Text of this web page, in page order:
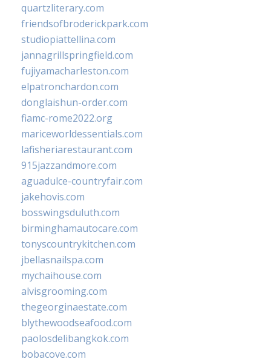
quartzliterary.com
friendsofbroderickpark.com
studiopiattellina.com
jannagrillspringfield.com
fujiyamacharleston.com
elpatronchardon.com
donglaishun-order.com
fiamc-rome2022.org
mariceworldessentials.com
lafisheriarestaurant.com
915jazzandmore.com
aguadulce-countryfair.com
jakehovis.com
bosswingsduluth.com
birminghamautocare.com
tonyscountrykitchen.com
jbellasnailspa.com
mychaihouse.com
alvisgrooming.com
thegeorginaestate.com
blythewoodseafood.com
paolosdelibangkok.com
bobacove.com